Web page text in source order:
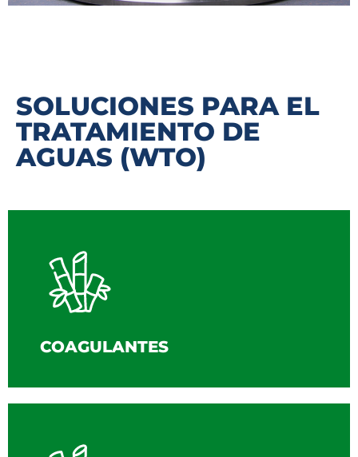
SOLUCIONES PARA EL
TRATAMIENTO DE
AGUAS (WTO)
COAGULANTES